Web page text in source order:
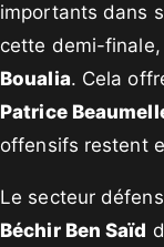
importants dans
cette demi-
Boualia. Cela
Patrice
offensifs restent
Le secteur
Béchir Ben Saïd